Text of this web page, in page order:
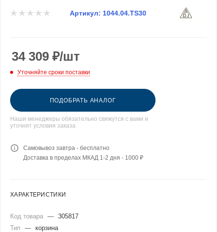
Артикул: 1044.04.TS30
34 309 ₽/шт
Уточняйте сроки поставки
ПОДОБРАТЬ АНАЛОГ
Наши менеджеры обязательно свяжутся с вами и
уточнят условия заказа
Самовывоз завтра - бесплатно
Доставка в пределах МКАД 1-2 дня - 1000 ₽
ХАРАКТЕРИСТИКИ
Код товара — 305817
Тип
— корзина